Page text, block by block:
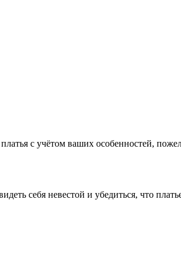
с учётом ваших особенностей,
себя невестой и убедиться, что